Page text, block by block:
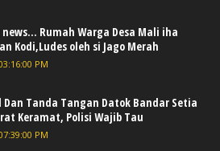
Rumah Warga Desa Mali iha
Kodi,Ludes oleh si Jago Merah
PM
Dan Tanda Tangan Datok Bandar Setia
Keramat, Polisi Wajib Tau
PM